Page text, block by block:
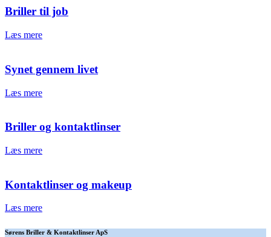
Briller til job
Læs mere
Synet gennem livet
Læs mere
Briller og kontaktlinser
Læs mere
Kontaktlinser og makeup
Læs mere
Sørens Briller & Kontaktlinser ApS